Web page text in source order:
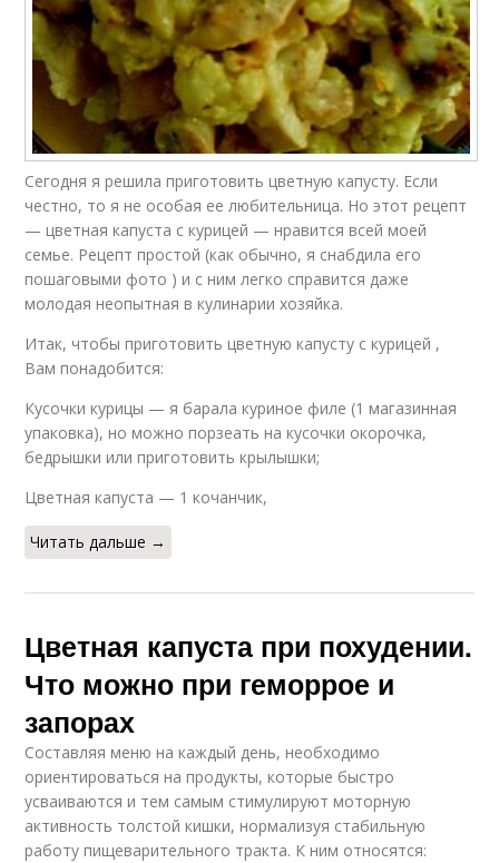
Сегодня я решила приготовить цветную капусту. Если
честно, то я не особая ее любительница. Но этот рецепт
— цветная капуста с курицей — нравится всей моей
семье. Рецепт простой (как обычно, я снабдила его
пошаговыми фото ) и с ним легко справится даже
молодая неопытная в кулинарии хозяйка.
Итак, чтобы приготовить цветную капусту с курицей ,
Вам понадобится:
Кусочки курицы — я барала куриное филе (1 магазинная
упаковка), но можно порзеать на кусочки окорочка,
бедрышки или приготовить крылышки;
Цветная капуста — 1 кочанчик,
Читать дальше →
Цветная капуста при похудении.
Что можно при геморрое и
запорах
Составляя меню на каждый день, необходимо
ориентироваться на продукты, которые быстро
усваиваются и тем самым стимулируют моторную
активность толстой кишки, нормализуя стабильную
работу пищеварительного тракта. К ним относятся: